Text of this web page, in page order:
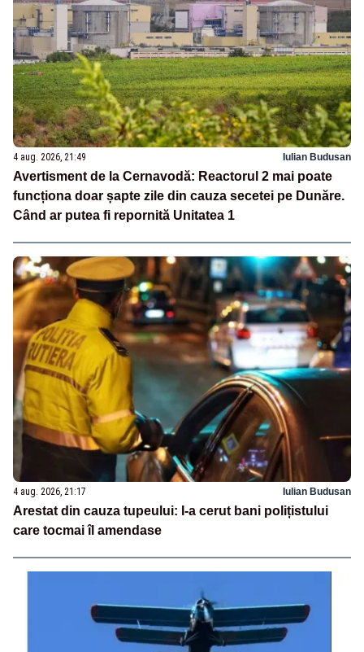
4 aug. 2026, 21:49 Iulian Budusan
Avertisment de la Cernavodă: Reactorul 2 mai poate
funcționa doar șapte zile din cauza secetei pe Dunăre.
Când ar putea fi repornită Unitatea 1
4 aug. 2026, 21:17 Iulian Budusan
Arestat din cauza tupeului: I-a cerut bani polițistului
care tocmai îl amendase